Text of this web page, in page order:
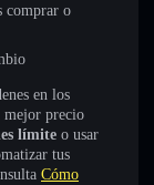
comprar o
en los
mejor precio
límite o usar
tus
Cómo